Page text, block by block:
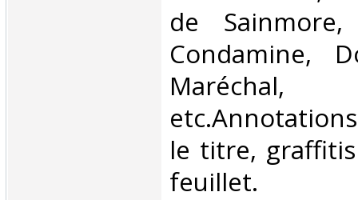
de
Condamine,
le titre,
feuillet.‎